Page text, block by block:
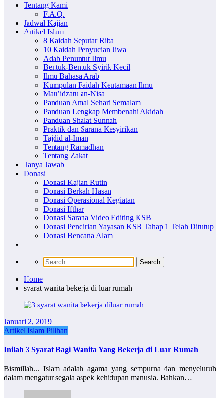
Tentang Kami
F.A.Q.
Jadwal Kajian
Artikel Islam
8 Kaidah Seputar Riba
10 Kaidah Penyucian Jiwa
Adab Penuntut Ilmu
Bentuk-Bentuk Syirik Kecil
Ilmu Bahasa Arab
Kumpulan Faidah Keutamaan Ilmu
Mau’idzatu an-Nisa
Panduan Amal Sehari Semalam
Panduan Lengkap Membenahi Akidah
Panduan Shalat Sunnah
Praktik dan Sarana Kesyirikan
Tajdid al-Iman
Tentang Ramadhan
Tentang Zakat
Tanya Jawab
Donasi
Donasi Kajian Rutin
Donasi Berkah Hasan
Donasi Operasional Kegiatan
Donasi Ifthar
Donasi Sarana Video Editing KSB
Donasi Pendirian Yayasan KSB Tahap 1 Telah Ditutup
Donasi Bencana Alam
Home
syarat wanita bekerja di luar rumah
Januari 2, 2019
Artikel Islam Pilihan
Inilah 3 Syarat Bagi Wanita Yang Bekerja di Luar Rumah
Bismillah... Islam adalah agama yang sempurna dan menyeluruh
dalam mengatur segala aspek kehidupan manusia. Bahkan…